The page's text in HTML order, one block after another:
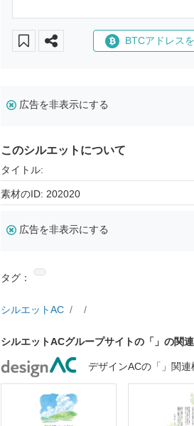
BTCアドレス
広告を非表示にする
このシルエットについて
タイトル:
素材のID: 202020
広告を非表示にする
タグ：
シルエットAC
シルエットACグループサイトの「」の関
デザインACの「」関連